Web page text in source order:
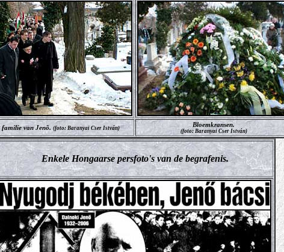
familie van Jenõ. (foto: Baranyai Cser István) Bloemkransen.
(foto: Baranyai Cser István)
Enkele Hongaarse persfoto's van de begrafenis.